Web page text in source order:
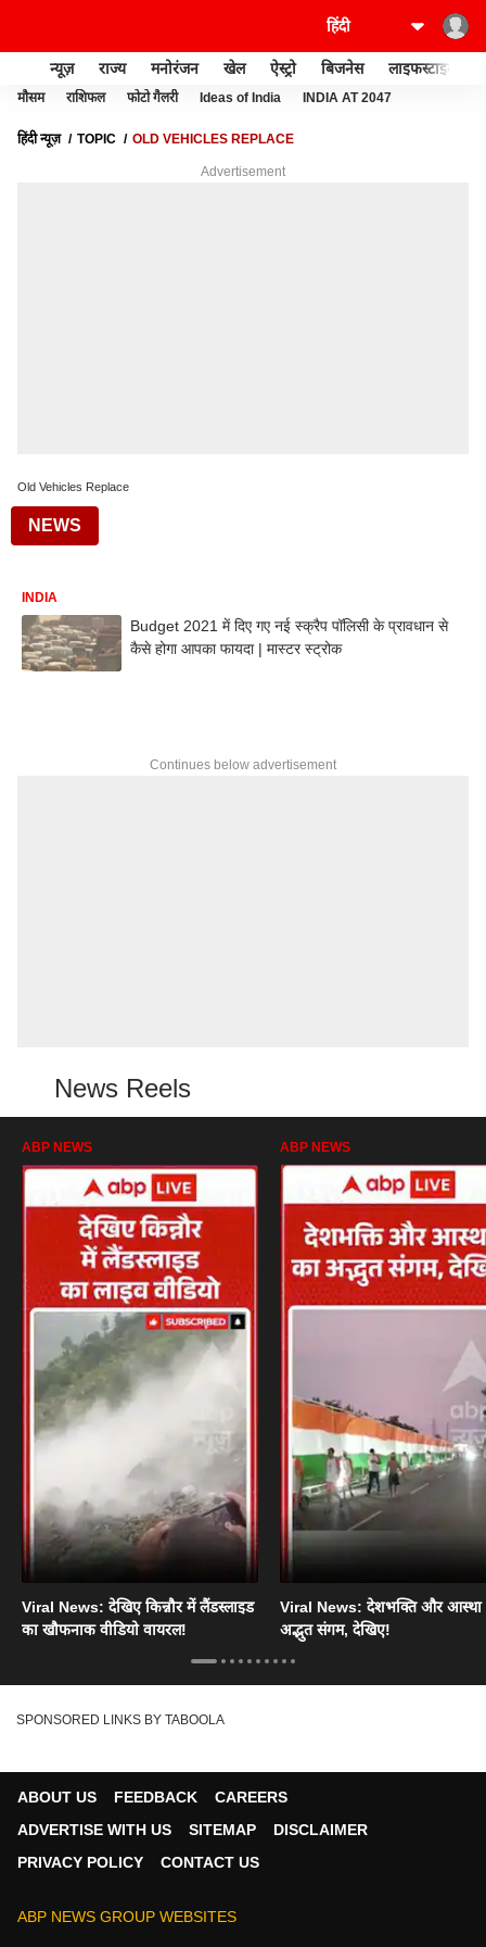
न्यूज़ राज्य मनोरंजन खेल ऐस्ट्रो बिजनेस लाइफस्टाइल
मौसम राशिफल फोटो गैलरी Ideas of India INDIA AT 2047
हिंदी न्यूज़ TOPIC OLD VEHICLES REPLACE
Advertisement
Old Vehicles Replace
NEWS
INDIA
Budget 2021 में दिए गए नई स्क्रैप पॉलिसी के प्रावधान से
कैसे होगा आपका फायदा | मास्टर स्ट्रोक
Continues below advertisement
News Reels
ABP NEWS
Viral News: देखिए किन्नौर में लैंडस्लाइड
का खौफनाक वीडियो वायरल!
ABP NEWS
Viral News: देशभक्ति और आस्था
अद्भुत संगम, देखिए!
SPONSORED LINKS BY TABOOLA
ABOUT US FEEDBACK
CAREERS
ADVERTISE WITH US
SITEMAP
DISCLAIMER
PRIVACY POLICY
CONTACT US
ABP NEWS GROUP WEBSITES